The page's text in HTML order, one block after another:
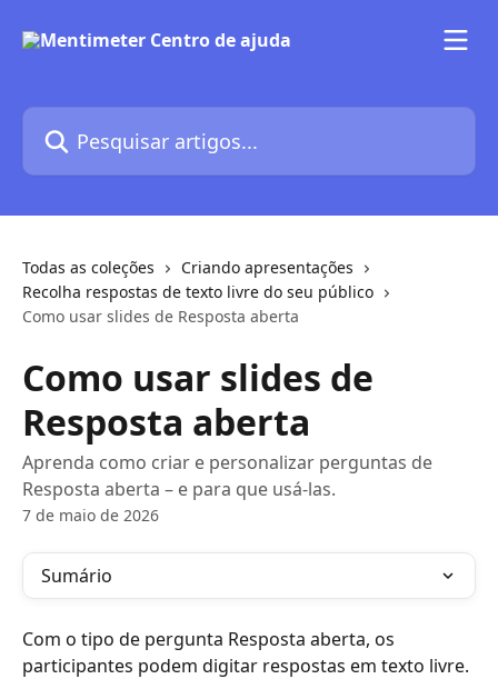
Pesquisar artigos...
Todas as coleções
Criando apresentações
Recolha respostas de texto livre do seu público
Como usar slides de Resposta aberta
Como usar slides de
Resposta aberta
Aprenda como criar e personalizar perguntas de
Resposta aberta – e para que usá-las.
7 de maio de 2026
Sumário
Com o tipo de pergunta Resposta aberta, os
participantes podem digitar respostas em texto livre.